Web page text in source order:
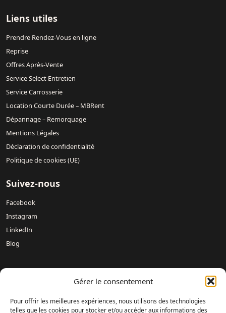
Gérer le consentement
Pour offrir les meilleures expériences, nous utilisons des technologies
telles que les cookies pour stocker et/ou accéder aux informations des
Liens utiles
Prendre Rendez-Vous en ligne
Reprise
Offres Après-Vente
Service Select Entretien
Service Carrosserie
Location Courte Durée – MBRent
Dépannage – Remorquage
Mentions Légales
Déclaration de confidentialité
Politique de cookies (UE)
Suivez-nous
Facebook
Instagram
LinkedIn
Blog
Mercedes-Benz DREUX /
Mercedes-Benz
Mercedes-Benz Mondeville Caen – AUBIN NORMANDIE /
Mercedes-Benz Le Havre – LAMARTINE AUTOMOBILES /